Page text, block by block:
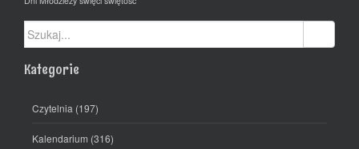
Szukaj:
Kategorie
Czytelnia (197)
Kalendarium (316)